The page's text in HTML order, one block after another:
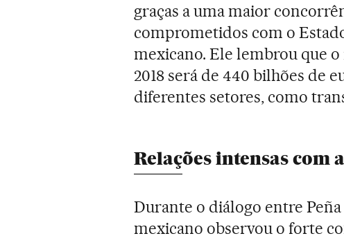
graças a uma maior
comprometidos com o
mexicano. Ele lembrou que
2018 será de 440 bilhões de
diferentes setores, como
Relações intensas com
Durante o diálogo entre
mexicano observou o forte